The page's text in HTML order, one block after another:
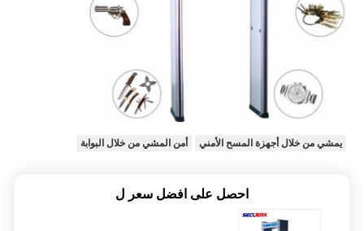
يمشي من خلال أجهزة المسح الأمني أمن المشي من خلال البوابة
احصل على افضل سعر ل